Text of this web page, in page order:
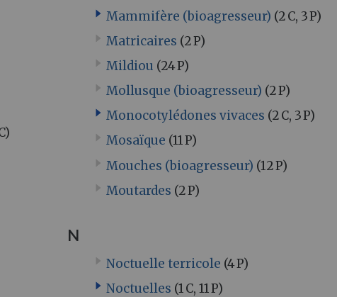
Mammifère (bioagresseur) (2 C, 3 P)
Matricaires (2 P)
Mildiou (24 P)
Mollusque (bioagresseur) (2 P)
Monocotylédones vivaces (2 C, 3 P)
Mosaïque (11 P)
Mouches (bioagresseur) (12 P)
Moutardes (2 P)
N
Noctuelle terricole (4 P)
Noctuelles (1 C, 11 P)